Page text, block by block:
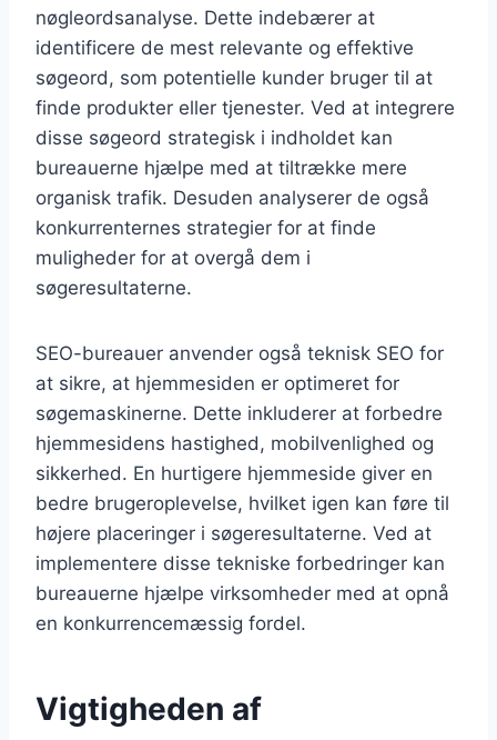
nøgleordsanalyse. Dette indebærer at
identificere de mest relevante og effektive
søgeord, som potentielle kunder bruger til at
finde produkter eller tjenester. Ved at integrere
disse søgeord strategisk i indholdet kan
bureauerne hjælpe med at tiltrække mere
organisk trafik. Desuden analyserer de også
konkurrenternes strategier for at finde
muligheder for at overgå dem i
søgeresultaterne.
SEO-bureauer anvender også teknisk SEO for
at sikre, at hjemmesiden er optimeret for
søgemaskinerne. Dette inkluderer at forbedre
hjemmesidens hastighed, mobilvenlighed og
sikkerhed. En hurtigere hjemmeside giver en
bedre brugeroplevelse, hvilket igen kan føre til
højere placeringer i søgeresultaterne. Ved at
implementere disse tekniske forbedringer kan
bureauerne hjælpe virksomheder med at opnå
en konkurrencemæssig fordel.
Vigtigheden af